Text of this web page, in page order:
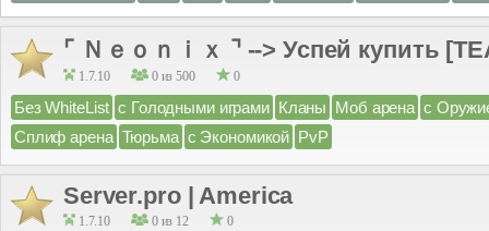
⌜ Ｎｅｏｎｉｘ ⌝ --> Успей купить
1.7.10 0 из 500 0
Без WhiteList с Голодными играми Кланы Моб арена с
Сплиф арена Тюрьма с Экономикой PvP
Server.pro | America
1.7.10 0 из 12 0